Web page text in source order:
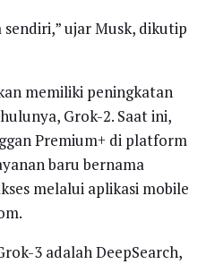
ujar Musk, dikutip
memiliki peningkatan
Grok-2. Saat ini,
Premium+ di platform
baru bernama
melalui aplikasi mobile
3 adalah DeepSearch,